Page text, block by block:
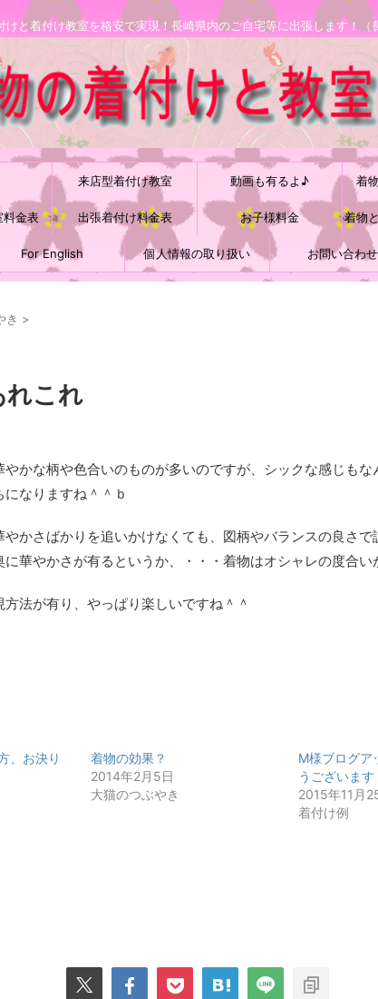
と着付け教室を格安で実現！長崎県内のご自宅等に出張します！
来店型着付け教室 動画も有るよ♪ 着
料金表 出張着付け料金表 お子様料金 着物
For English 個人情報の取り扱い お問い合わせ
き >
れこれ
かな柄や色合いのものが多いのですが、シックな感じも
なりますね＾＾ｂ
かさばかりを追いかけなくても、図柄やバランスの良さ
華やかさが有るというか、・・・着物はオシャレの度合い
法が有り、やっぱり楽しいですね＾＾
、お決り
着物の効果？
2014年2月5日
大猫のつぶやき
M様ブログア
うございます
2015年11月
着付け例